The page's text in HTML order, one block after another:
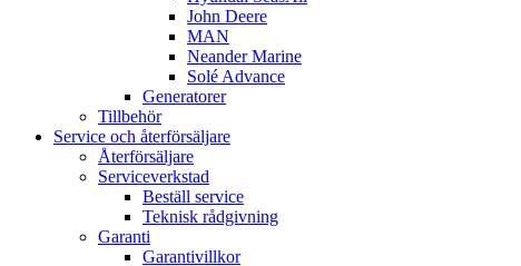
John Deere
MAN
Neander Marine
Solé Advance
Generatorer
Tillbehör
Service och återförsäljare
Återförsäljare
Serviceverkstad
Beställ service
Teknisk rådgivning
Garanti
Garantivillkor